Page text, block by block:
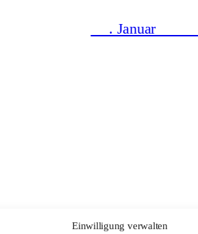
Einwilligung verwalten
4. Januar